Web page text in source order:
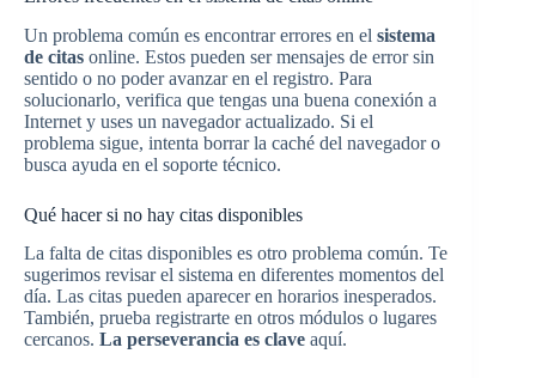
Un problema común es encontrar errores en el sistema
de citas online. Estos pueden ser mensajes de error sin
sentido o no poder avanzar en el registro. Para
solucionarlo, verifica que tengas una buena conexión a
Internet y uses un navegador actualizado. Si el
problema sigue, intenta borrar la caché del navegador o
busca ayuda en el soporte técnico.
Qué hacer si no hay citas disponibles
La falta de citas disponibles es otro problema común. Te
sugerimos revisar el sistema en diferentes momentos del
día. Las citas pueden aparecer en horarios inesperados.
También, prueba registrarte en otros módulos o lugares
cercanos. La perseverancia es clave aquí.